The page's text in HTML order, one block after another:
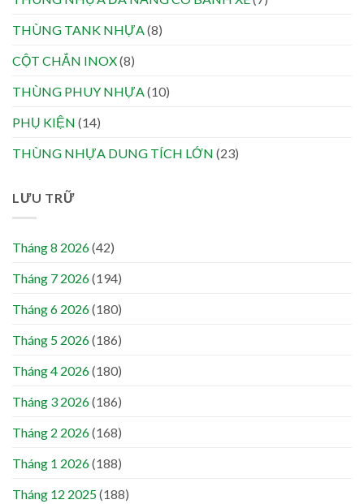
THÙNG TANK NHỰA(8)
CỘT CHẮN INOX(8)
THÙNG PHUY NHỰA(10)
PHỤ KIỆN (14)
THÙNG NHỰA DUNG TÍCH LỚN (23)
LƯU TRỮ
Tháng 8 2026(42)
Tháng 7 2026(194)
Tháng 6 2026(180)
Tháng 5 2026(186)
Tháng 4 2026(180)
Tháng 3 2026(186)
Tháng 2 2026(168)
Tháng 1 2026(188)
Tháng 12 2025(188)